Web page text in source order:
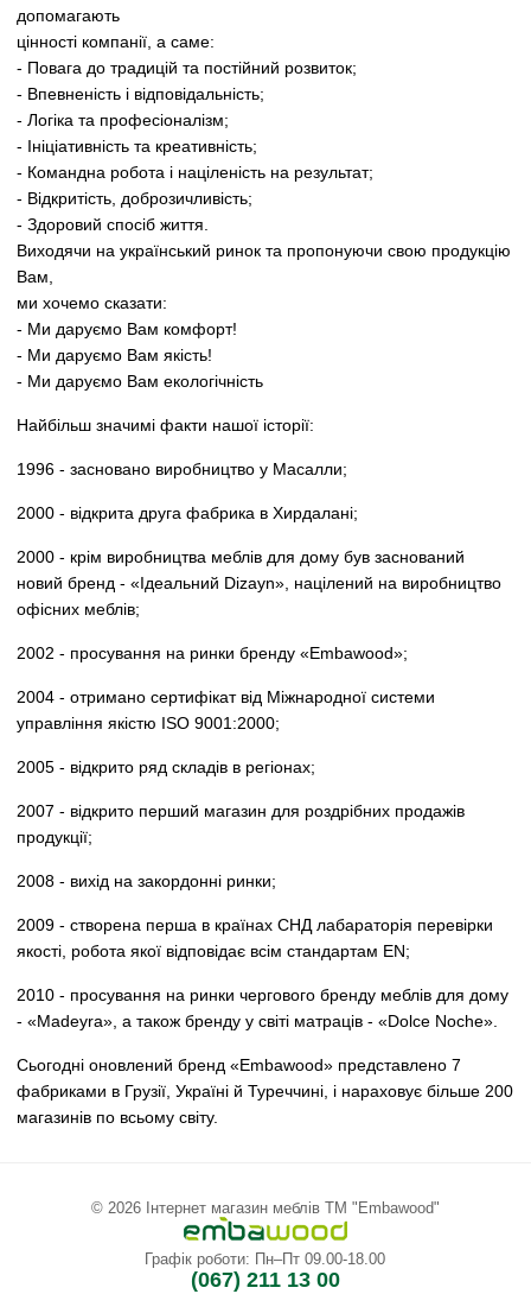
допомагають
цінності компанії, а саме:
- Повага до традицій та постійний розвиток;
- Впевненість і відповідальність;
- Логіка та професіоналізм;
- Ініціативність та креативність;
- Командна робота і націленість на результат;
- Відкритість, доброзичливість;
- Здоровий спосіб життя.
Виходячи на український ринок та пропонуючи свою продукцію
Вам,
ми хочемо сказати:
- Ми даруємо Вам комфорт!
- Ми даруємо Вам якість!
- Ми даруємо Вам екологічність
Найбільш значимі факти нашої історії:
1996 - засновано виробництво у Масалли;
2000 - відкрита друга фабрика в Хирдалані;
2000 - крім виробництва меблів для дому був заснований
новий бренд - «Ідеальний Dizayn», націлений на виробництво
офісних меблів;
2002 - просування на ринки бренду «Embawood»;
2004 - отримано сертифікат від Міжнародної системи
управління якістю ISO 9001:2000;
2005 - відкрито ряд складів в регіонах;
2007 - відкрито перший магазин для роздрібних продажів
продукції;
2008 - вихід на закордонні ринки;
2009 - створена перша в країнах СНД лабараторія перевірки
якості, робота якої відповідає всім стандартам EN;
2010 - просування на ринки чергового бренду меблів для дому
- «Madeyra», а також бренду у світі матраців - «Dolce Noche».
Сьогодні оновлений бренд «Embawood» представлено 7
фабриками в Грузії, Україні й Туреччині, і нараховує більше 200
магазинів по всьому світу.
© 2026 Інтернет магазин меблів ТМ "Embawood"
Графік роботи: Пн–Пт 09.00-18.00
(067) 211 13 00